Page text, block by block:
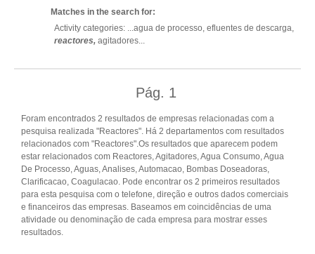
Matches in the search for:
Activity categories: ...agua de processo, efluentes de descarga,
reactores, agitadores...
Pág. 1
Foram encontrados 2 resultados de empresas relacionadas com a
pesquisa realizada "Reactores". Há 2 departamentos com resultados
relacionados com "Reactores".Os resultados que aparecem podem
estar relacionados com Reactores, Agitadores, Agua Consumo, Agua
De Processo, Aguas, Analises, Automacao, Bombas Doseadoras,
Clarificacao, Coagulacao. Pode encontrar os 2 primeiros resultados
para esta pesquisa com o telefone, direção e outros dados comerciais
e financeiros das empresas. Baseamos em coincidências de uma
atividade ou denominação de cada empresa para mostrar esses
resultados.